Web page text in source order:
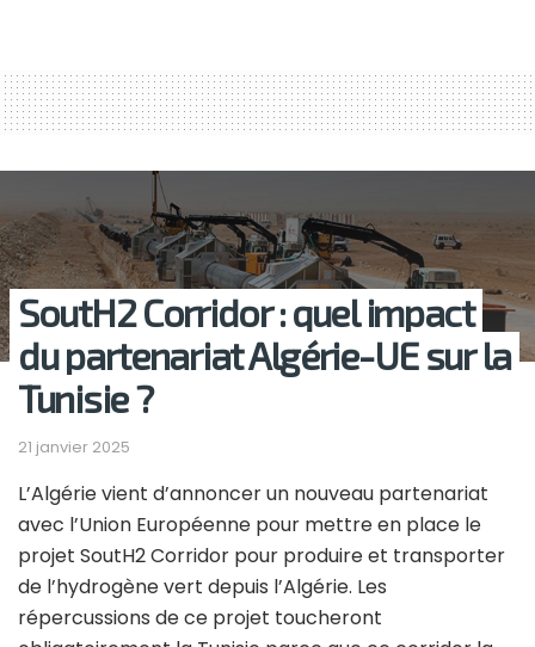
SoutH2 Corridor : quel impact
du partenariat Algérie-UE sur la
Tunisie ?
21 janvier 2025
L’Algérie vient d’annoncer un nouveau partenariat
avec l’Union Européenne pour mettre en place le
projet SoutH2 Corridor pour produire et transporter
de l’hydrogène vert depuis l’Algérie. Les
répercussions de ce projet toucheront